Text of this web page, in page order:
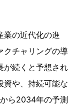
業の近代化の進
クチャリングの導
が続くと予想され
資や、持続可能な
ら2034年の予測